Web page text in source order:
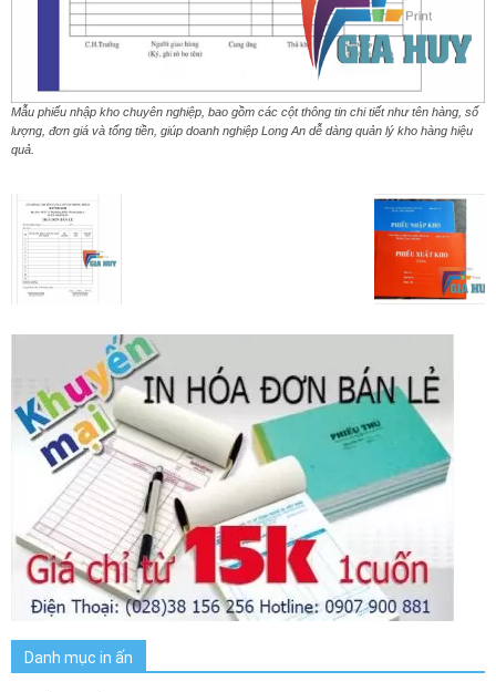
Mẫu phiếu nhập kho chuyên nghiệp, bao gồm các cột thông tin chi tiết như tên hàng, số
lượng, đơn giá và tổng tiền, giúp doanh nghiệp Long An dễ dàng quản lý kho hàng hiệu
quả.
Danh mục in ấn